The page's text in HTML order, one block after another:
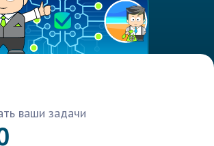
ваши задачи